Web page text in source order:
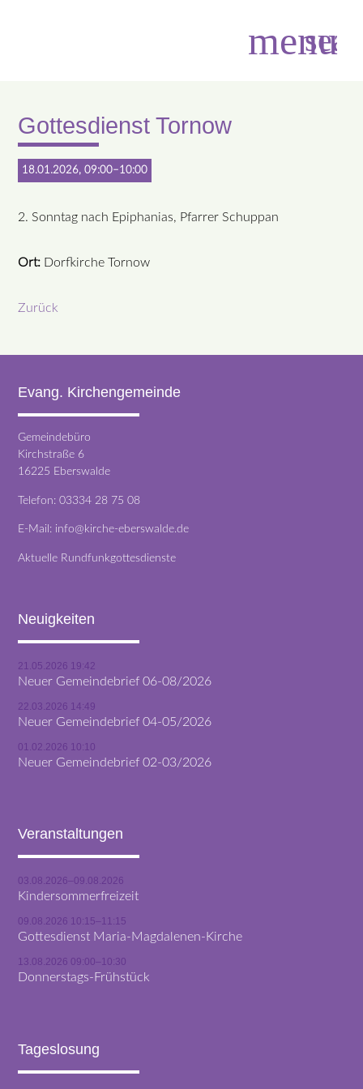
menu
Suchbegriffe
Gottesdienst Tornow
18.01.2026, 09:00–10:00
2. Sonntag nach Epiphanias, Pfarrer Schuppan
Ort: Dorfkirche Tornow
Zurück
Evang. Kirchengemeinde
Gemeindebüro
Kirchstraße 6
16225 Eberswalde
Telefon:03334 28 75 08
E-Mail: info@kirche-eberswalde.de
Aktuelle Rundfunkgottesdienste
Neuigkeiten
21.05.2026 19:42
Neuer Gemeindebrief 06-08/2026
22.03.2026 14:49
Neuer Gemeindebrief 04-05/2026
01.02.2026 10:10
Neuer Gemeindebrief 02-03/2026
Veranstaltungen
03.08.2026–09.08.2026
Kindersommerfreizeit
09.08.2026 10:15–11:15
Gottesdienst Maria-Magdalenen-Kirche
13.08.2026 09:00–10:30
Donnerstags-Frühstück
Tageslosung